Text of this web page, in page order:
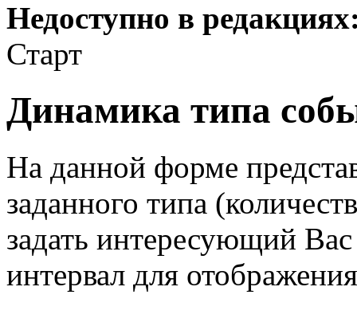
Недоступно в
Старт
Динамика типа
На данной форме
заданного типа
задать интересующий
интервал для